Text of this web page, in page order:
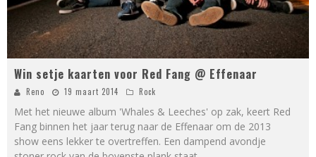
Win setje kaarten voor Red Fang @ Effenaar
Reno 19 maart 2014 Rock
Met het nieuwe album 'Whales & Leeches' op zak, keert Red
Fang binnen het jaar terug naar de Effenaar om de 2013
show eens lekker te overtreffen. Een dampend avondje